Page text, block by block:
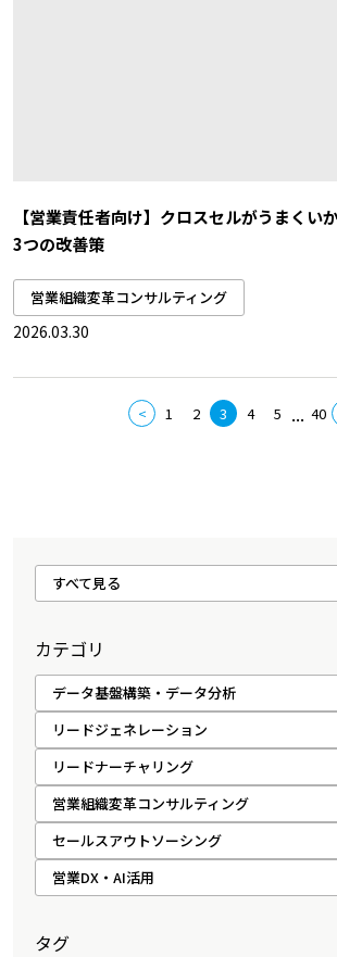
【営業責任者向け】クロスセルがうまくい
3つの改善策
営業組織変革コンサルティング
2026.03.30
< 1 2 3 4 5 ... 40
すべて見る
カテゴリ
データ基盤構築・データ分析
リードジェネレーション
リードナーチャリング
営業組織変革コンサルティング
セールスアウトソーシング
営業DX・AI活用
タグ